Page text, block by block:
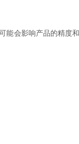
会影响产品的精度